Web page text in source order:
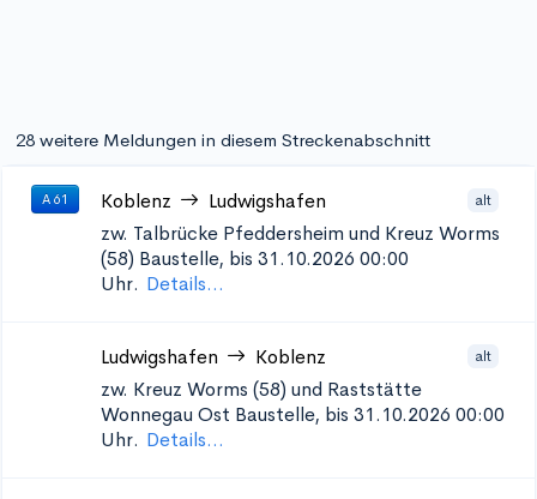
28 weitere Meldungen in diesem Streckenabschnitt
A 61 Koblenz Ludwigshafen alt
zw. Talbrücke Pfeddersheim und Kreuz Worms
(58) Baustelle, bis 31.10.2026 00:00
Uhr. Details...
Ludwigshafen Koblenz alt
zw. Kreuz Worms (58) und Raststätte
Wonnegau Ost Baustelle, bis 31.10.2026 00:00
Uhr. Details...